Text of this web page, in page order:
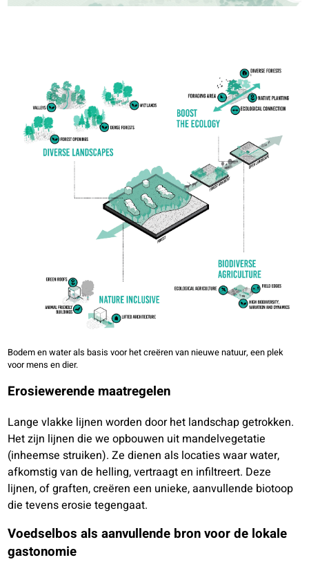
Bodem en water als basis voor het creëren van nieuwe natuur, een plek
voor mens en dier.
Erosiewerende maatregelen
Lange vlakke lijnen worden door het landschap getrokken.
Het zijn lijnen die we opbouwen uit mandelvegetatie
(inheemse struiken). Ze dienen als locaties waar water,
afkomstig van de helling, vertraagt en infiltreert. Deze
lijnen, of graften, creëren een unieke, aanvullende biotoop
die tevens erosie tegengaat.
Voedselbos als aanvullende bron voor de lokale
gastonomie